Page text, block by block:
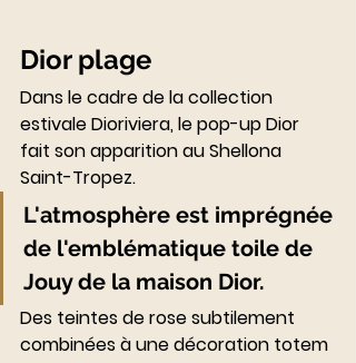
Dior plage
Dans le cadre de la collection
estivale Dioriviera, le pop-up Dior
fait son apparition au Shellona
Saint-Tropez.
L'atmosphère est imprégnée
de l'emblématique toile de
Jouy de la maison Dior.
Des teintes de rose subtilement
combinées à une décoration totem